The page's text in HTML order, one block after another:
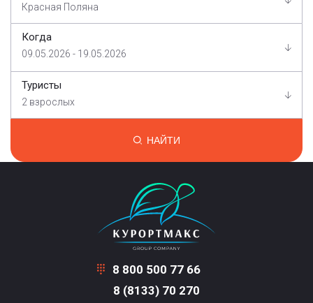
Красная Поляна
Когда
09.05.2026 - 19.05.2026
Туристы
2 взрослых
НАЙТИ
8 800 500 77 66
8 (8133) 70 270